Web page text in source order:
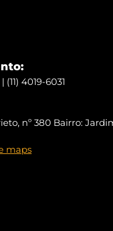
(11) 4019-6031
nº 380 Bairro:
maps